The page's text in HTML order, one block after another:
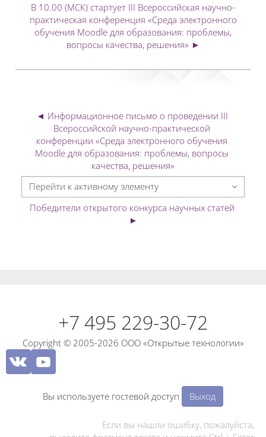
В 10.00 (МСК) стартует III Всероссийская научно-
практическая конференция «Среда электронного
обучения Moodle для образования: проблемы,
вопросы качества, решения» ►
◄ Информационное письмо о проведении III
Всероссийской научно-практической
конференции «Среда электронного обучения
Moodle для образования: проблемы, вопросы
качества, решения»
Перейти к активному элементу
Победители открытого конкурса научных статей
►
+7 495 229-30-72
Copyright © 2005-2026 ООО «Открытые технологии»
Вы используете гостевой доступ Выход
Если вы нашли ошибку, пожалуйста,